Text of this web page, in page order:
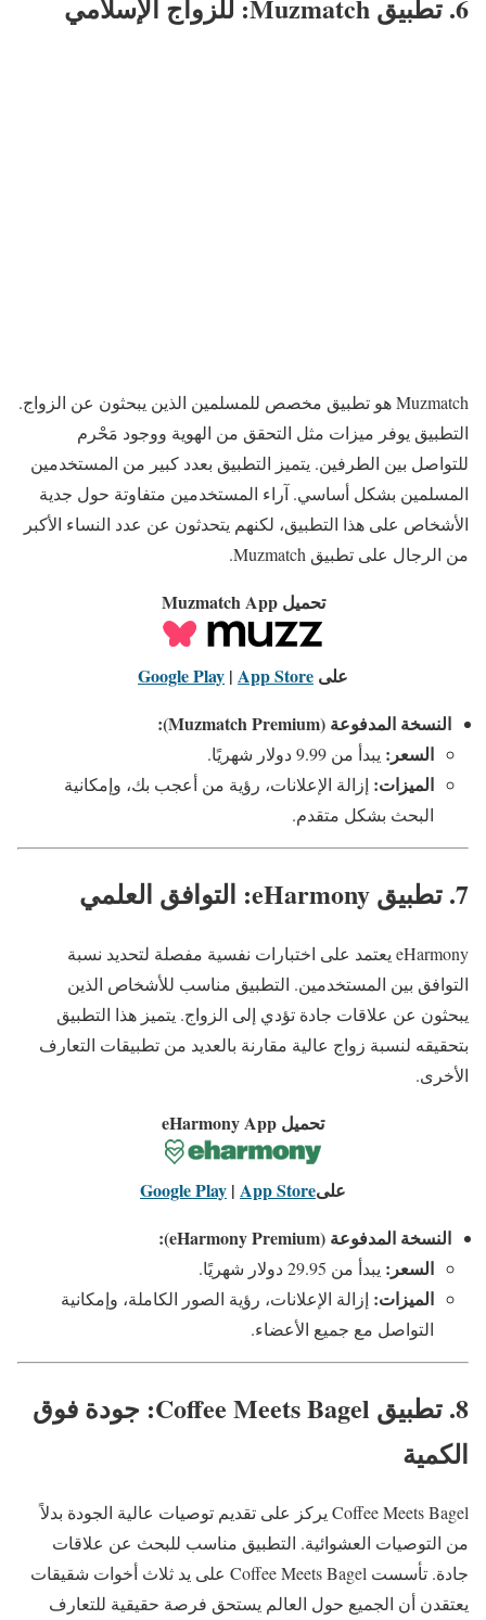
6. تطبيق Muzmatch: للزواج الإسلامي
Muzmatch هو تطبيق مخصص للمسلمين الذين يبحثون عن الزواج.
التطبيق يوفر ميزات مثل التحقق من الهوية ووجود مَحْرم
للتواصل بين الطرفين. يتميز التطبيق بعدد كبير من المستخدمين
المسلمين بشكل أساسي. آراء المستخدمين متفاوتة حول جدية
الأشخاص على هذا التطبيق، لكنهم يتحدثون عن عدد النساء الأكبر
من الرجال على تطبيق Muzmatch.
تحميل Muzmatch App
على Google Play | App Store
النسخة المدفوعة (Muzmatch Premium):
السعر: يبدأ من 9.99 دولار شهريًا.
الميزات: إزالة الإعلانات، رؤية من أعجب بك، وإمكانية
البحث بشكل متقدم.
7. تطبيق eHarmony: التوافق العلمي
eHarmony يعتمد على اختبارات نفسية مفصلة لتحديد نسبة
التوافق بين المستخدمين. التطبيق مناسب للأشخاص الذين
يبحثون عن علاقات جادة تؤدي إلى الزواج. يتميز هذا التطبيق
بتحقيقه لنسبة زواج عالية مقارنة بالعديد من تطبيقات التعارف
الأخرى.
تحميل eHarmony App
على Google Play | App Store
النسخة المدفوعة (eHarmony Premium):
السعر: يبدأ من 29.95 دولار شهريًا.
الميزات: إزالة الإعلانات، رؤية الصور الكاملة، وإمكانية
التواصل مع جميع الأعضاء.
8. تطبيق Coffee Meets Bagel: جودة فوق
الكمية
Coffee Meets Bagel يركز على تقديم توصيات عالية الجودة بدلاً
من التوصيات العشوائية. التطبيق مناسب للبحث عن علاقات
جادة. تأسست Coffee Meets Bagel على يد ثلاث أخوات شقيقات
يعتقدن أن الجميع حول العالم يستحق فرصة حقيقية للتعارف